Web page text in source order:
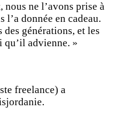
nous ne l’avons prise à
l’a donnée en cadeau.
générations, et les
qu’il advienne. »
freelance) a